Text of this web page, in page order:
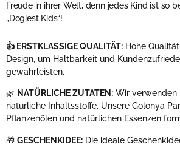
Freude in ihrer Welt, denn jedes Kind ist so
„Dogiest Kids“!
👍 ERSTKLASSIGE QUALITÄT: Hohe
Design, um Haltbarkeit und
gewährleisten.
🌿 NATÜRLICHE ZUTATEN: Wir verwenden
natürliche Inhaltsstoffe. Unsere Golonya
Pflanzenölen und natürlichen Essenzen
🎁 GESCHENKIDEE: Die ideale